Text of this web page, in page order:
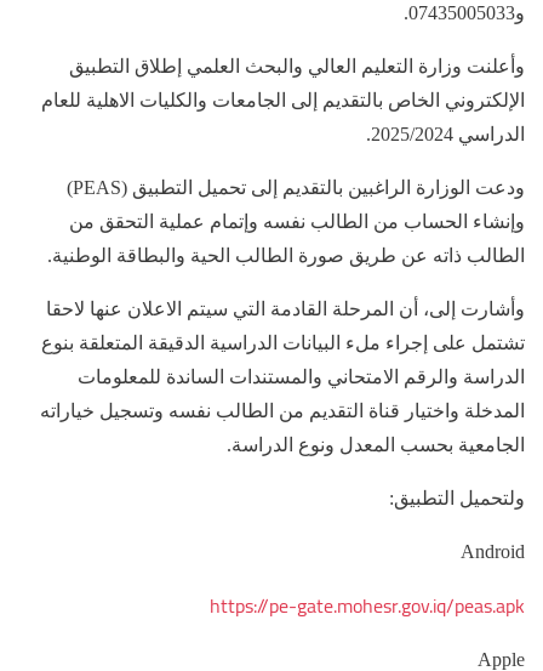
و07435005033.
وأعلنت وزارة التعليم العالي والبحث العلمي إطلاق التطبيق
الإلكتروني الخاص بالتقديم إلى الجامعات والكليات الاهلية للعام
الدراسي 2025/2024.
ودعت الوزارة الراغبين بالتقديم إلى تحميل التطبيق (PEAS)
وإنشاء الحساب من الطالب نفسه وإتمام عملية التحقق من
الطالب ذاته عن طريق صورة الطالب الحية والبطاقة الوطنية.
وأشارت إلى، أن المرحلة القادمة التي سيتم الاعلان عنها لاحقا
تشتمل على إجراء ملء البيانات الدراسية الدقيقة المتعلقة بنوع
الدراسة والرقم الامتحاني والمستندات الساندة للمعلومات
المدخلة واختيار قناة التقديم من الطالب نفسه وتسجيل خياراته
الجامعية بحسب المعدل ونوع الدراسة.
ولتحميل التطبيق:
Android
https://pe-gate.mohesr.gov.iq/peas.apk
Apple